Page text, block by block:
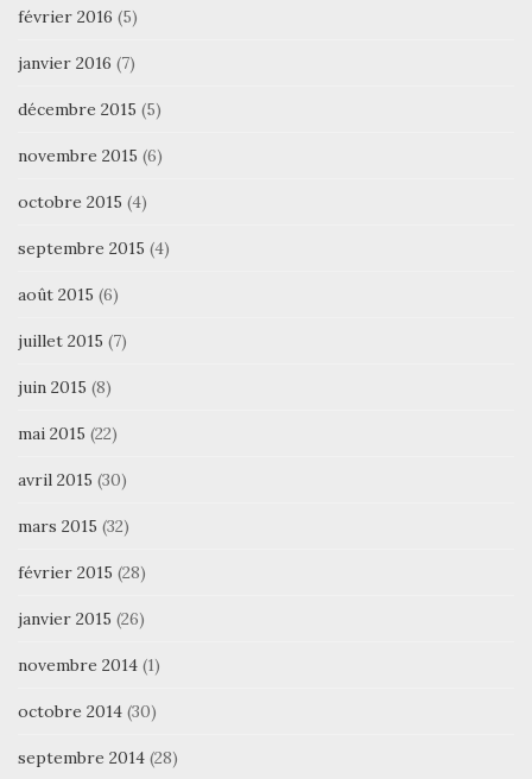
février 2016 (5)
janvier 2016 (7)
décembre 2015 (5)
novembre 2015 (6)
octobre 2015 (4)
septembre 2015 (4)
août 2015 (6)
juillet 2015 (7)
juin 2015 (8)
mai 2015 (22)
avril 2015 (30)
mars 2015 (32)
février 2015 (28)
janvier 2015 (26)
novembre 2014 (1)
octobre 2014 (30)
septembre 2014 (28)